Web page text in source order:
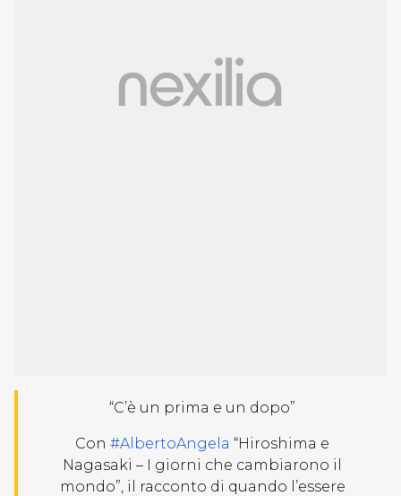
“C’è un prima e un dopo”
Con #AlbertoAngela “Hiroshima e
Nagasaki – I giorni che cambiarono il
mondo”, il racconto di quando l’essere